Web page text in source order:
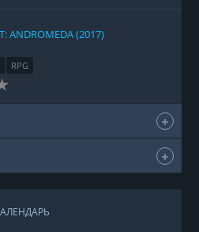
ANDROMEDA (2017)
RPG